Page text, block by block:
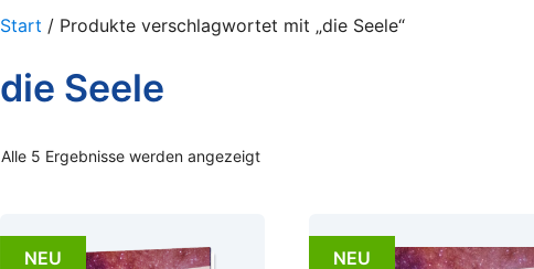
Start / Produkte verschlagwortet mit „die Seele“
die Seele
Alle 5 Ergebnisse werden angezeigt
NEU NEU